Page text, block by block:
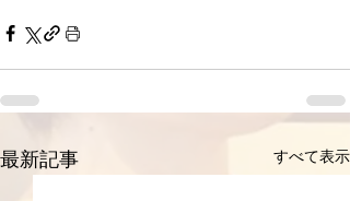
最新記事 すべて表示